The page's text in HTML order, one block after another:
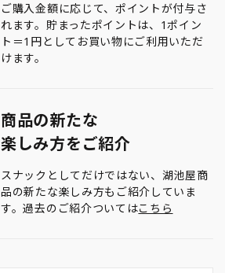
ご購入金額に応じて、ポイントが付与さ
れます。貯まったポイントは、1ポイン
ト＝1円としてお買い物にご利用いただ
けます。
商品の新たな
楽しみ方をご紹介
スナックとしてだけではない、湖池屋商
品の新たな楽しみ方もご紹介していま
す。過去のご紹介ついてはこちら